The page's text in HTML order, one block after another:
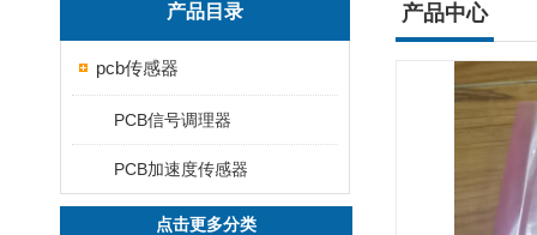
产品目录
pcb传感器
PCB信号调理器
PCB加速度传感器
点击更多分类
产品中心